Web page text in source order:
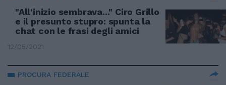
"All'inizio sembrava..." Ciro Grillo
e il presunto stupro: spunta la
chat con le frasi degli amici
12/05/2021
PROCURA FEDERALE